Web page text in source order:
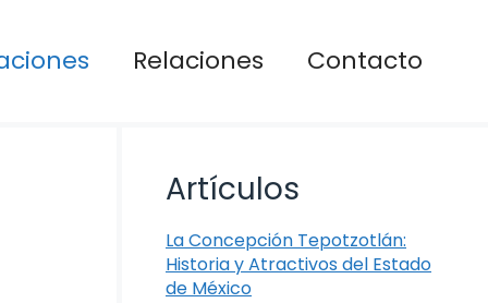
Relaciones Contacto
Artículos
La Concepción Tepotzotlán:
Historia y Atractivos del Estado
de México